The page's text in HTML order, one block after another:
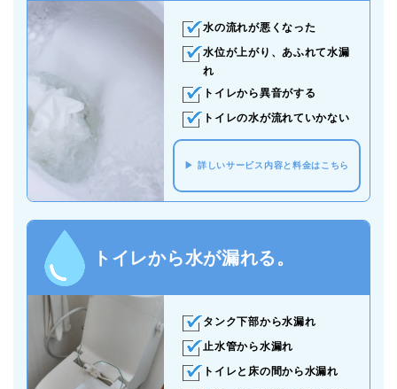
水の流れが悪くなった
水位が上がり、あふれて水漏
れ
トイレから異音がする
トイレの水が流れていかない
詳しいサービス内容と料金はこちら
トイレから水が漏れる。
タンク下部から水漏れ
止水管から水漏れ
トイレと床の間から水漏れ